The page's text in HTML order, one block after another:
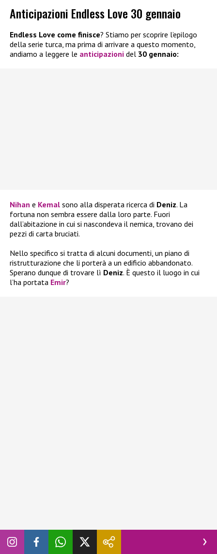
Anticipazioni Endless Love 30 gennaio
Endless Love come finisce? Stiamo per scoprire l’epilogo
della serie turca, ma prima di arrivare a questo momento,
andiamo a leggere le anticipazioni del 30 gennaio:
Nihan e Kemal sono alla disperata ricerca di Deniz. La
fortuna non sembra essere dalla loro parte. Fuori
dall’abitazione in cui si nascondeva il nemica, trovano dei
pezzi di carta bruciati.
Nello specifico si tratta di alcuni documenti, un piano di
ristrutturazione che li porterà a un edificio abbandonato.
Sperano dunque di trovare lì Deniz. È questo il luogo in cui
l’ha portata Emir?